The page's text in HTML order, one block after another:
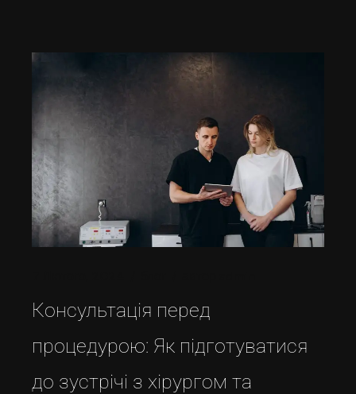
Консультація перед
процедурою: Як підготуватися
до зустрічі з хірургом та